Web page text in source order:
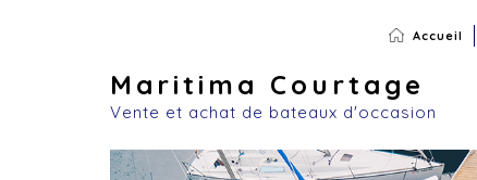
Accueil
Maritima Courtage
Vente et achat de bateaux d'occasion